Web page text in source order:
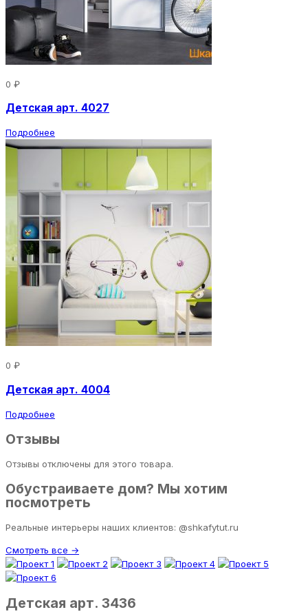
0 ₽
Детская арт. 4027
Подробнее
0 ₽
Детская арт. 4004
Подробнее
Отзывы
Отзывы отключены для этого товара.
Обустраиваете дом? Мы хотим
посмотреть
Реальные интерьеры наших клиентов: @shkafytut.ru
Смотреть все →
Детская арт. 3436